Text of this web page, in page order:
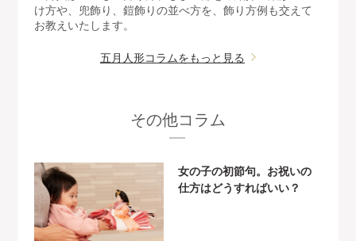
け方や、兜飾り、鎧飾りの並べ方を、飾り方例も交えて
お教えいたします。
五月人形コラムをもっと見る
その他コラム
女の子の初節句。お祝いの
仕方はどうすればいい？